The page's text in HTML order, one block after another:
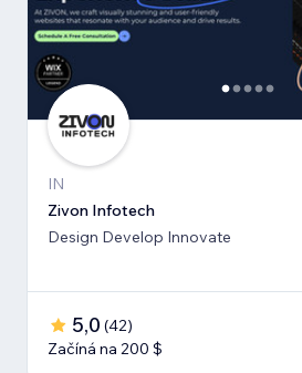
IN
Zivon Infotech
Design Develop Innovate
5,0 (42)
Začíná na 200 $